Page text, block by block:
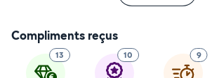
Compliments reçus
13 10 9